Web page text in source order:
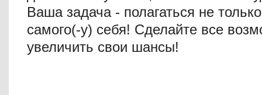
Ваша задача - полагаться не
самого(-у) себя! Сделайте все
увеличить свои шансы!